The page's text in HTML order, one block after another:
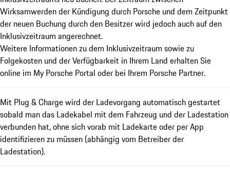
Wirksamwerden der Kündigung durch Porsche und dem Zeitpunkt
der neuen Buchung durch den Besitzer wird jedoch auch auf den
Inklusivzeitraum angerechnet.
Weitere Informationen zu dem Inklusivzeitraum sowie zu
Folgekosten und der Verfügbarkeit in Ihrem Land erhalten Sie
online im My Porsche Portal oder bei Ihrem Porsche Partner.
Mit Plug & Charge wird der Ladevorgang automatisch gestartet
sobald man das Ladekabel mit dem Fahrzeug und der Ladestation
verbunden hat, ohne sich vorab mit Ladekarte oder per App
identifizieren zu müssen (abhängig vom Betreiber der
Ladestation).